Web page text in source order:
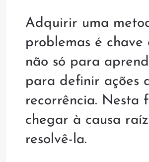
Adquirir uma
problemas é chave
não só para
para definir ações
recorrência. Nesta
chegar à causa
resolvê-la.